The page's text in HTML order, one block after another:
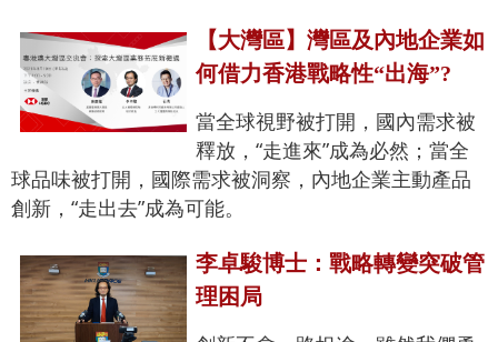
【大灣區】灣區及內地企業如
何借力香港戰略性“出海”?
當全球視野被打開，國內需求被
釋放，“走進來”成為必然；當全
球品味被打開，國際需求被洞察，內地企業主動產品
創新，“走出去”成為可能。
李卓駿博士：戰略轉變突破管
理困局